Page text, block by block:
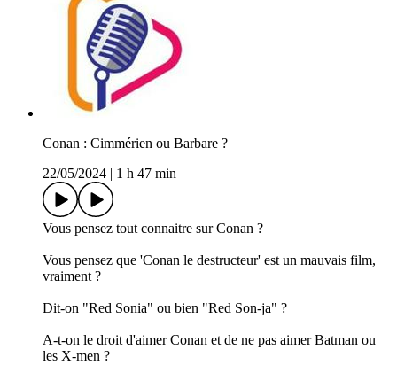
Conan : Cimmérien ou Barbare ?
22/05/2024
1 h 47 min
Vous pensez tout connaitre sur Conan ?
Vous pensez que 'Conan le destructeur' est un mauvais film,
vraiment ?
Dit-on "Red Sonia" ou bien "Red Son-ja" ?
A-t-on le droit d'aimer Conan et de ne pas aimer Batman ou
les X-men ?